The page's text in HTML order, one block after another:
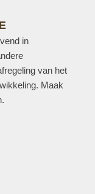
in
van het
Maak